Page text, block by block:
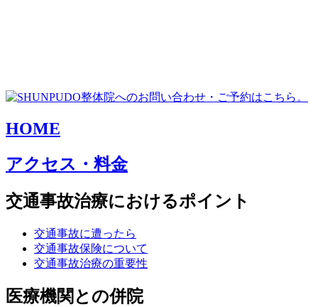
HOME
アクセス・料金
交通事故治療におけるポイント
交通事故に遭ったら
交通事故保険について
交通事故治療の重要性
医療機関との併院